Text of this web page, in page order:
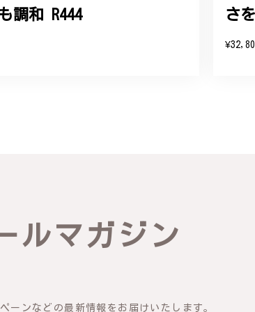
とうございます。お客様にご満足いただけたこと、そ
ご連絡ください。引き続きどうぞよろしくお願い申し
とうございました。お客様にご満足いただけたこと、
ますので、どうぞ末永くご愛用ください。またのご利
調和 R444
さ
ルマガジン
ーンなどの最新情報をお届けいたします。